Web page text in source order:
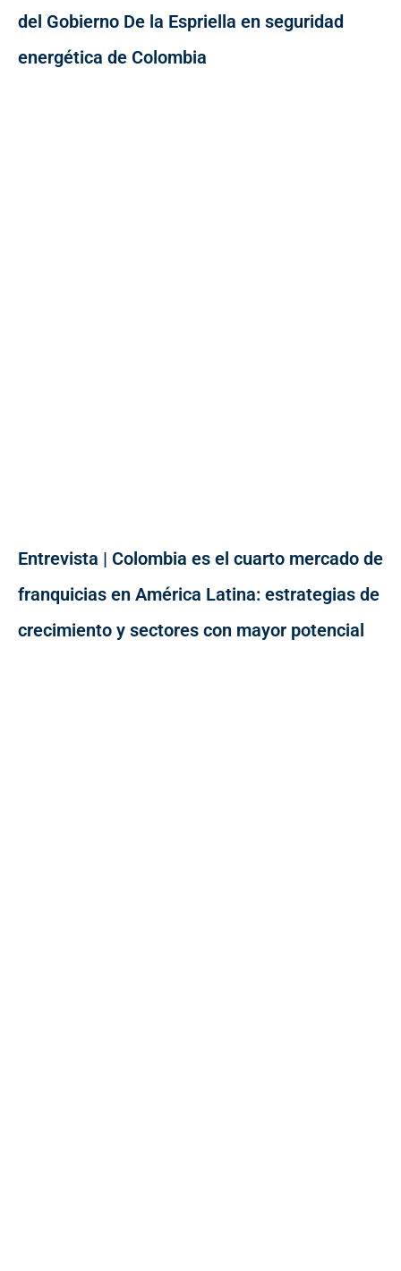
del Gobierno De la Espriella en seguridad
energética de Colombia
Entrevista | Colombia es el cuarto mercado de
franquicias en América Latina: estrategias de
crecimiento y sectores con mayor potencial